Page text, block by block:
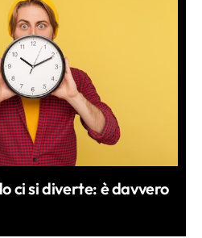
ci si diverte: è davvero